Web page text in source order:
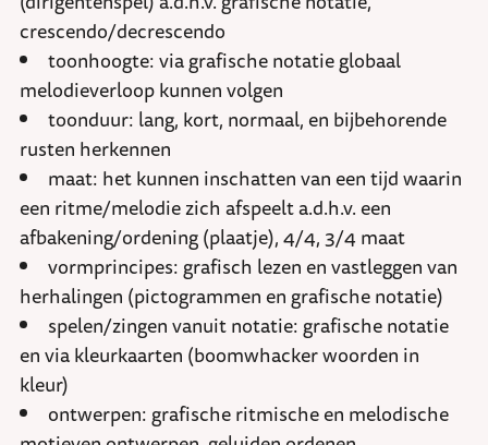
crescendo/decrescendo
toonhoogte: via grafische notatie globaal
melodieverloop kunnen volgen
toonduur: lang, kort, normaal, en bijbehorende
rusten herkennen
maat: het kunnen inschatten van een tijd waarin
een ritme/melodie zich afspeelt a.d.h.v. een
afbakening/ordening (plaatje), 4/4, 3/4 maat
vormprincipes: grafisch lezen en vastleggen van
herhalingen (pictogrammen en grafische notatie)
spelen/zingen vanuit notatie: grafische notatie
en via kleurkaarten (boomwhacker woorden in
kleur)
ontwerpen: grafische ritmische en melodische